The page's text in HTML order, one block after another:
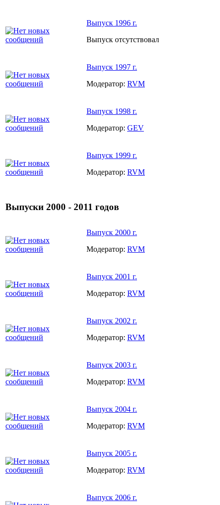
Выпуск 1996 г.
Выпуск отсутствовал
Выпуск 1997 г.
Модератор: RVM
Выпуск 1998 г.
Модератор: GEV
Выпуск 1999 г.
Модератор: RVM
Выпуски 2000 - 2011 годов
Выпуск 2000 г.
Модератор: RVM
Выпуск 2001 г.
Модератор: RVM
Выпуск 2002 г.
Модератор: RVM
Выпуск 2003 г.
Модератор: RVM
Выпуск 2004 г.
Модератор: RVM
Выпуск 2005 г.
Модератор: RVM
Выпуск 2006 г.